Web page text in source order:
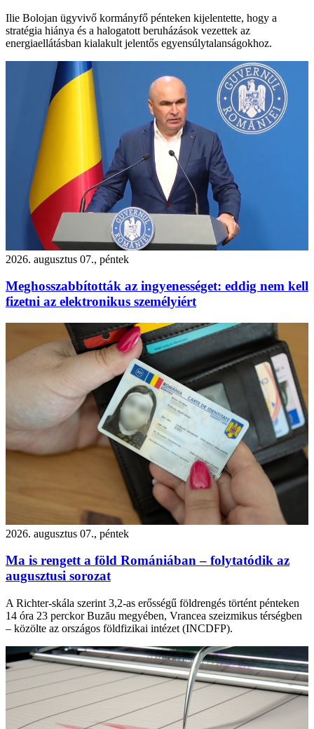
Ilie Bolojan ügyvivő kormányfő pénteken kijelentette, hogy a
stratégia hiánya és a halogatott beruházások vezettek az
energiaellátásban kialakult jelentős egyensúlytalanságokhoz.
2026. augusztus 07., péntek
Meghosszabbították az ingyenességet: eddig nem kell
fizetni az elektronikus személyiért
2026. augusztus 07., péntek
Ma is rengett a föld Romániában – folytatódik az
augusztusi sorozat
A Richter-skála szerint 3,2-as erősségű földrengés történt pénteken
14 óra 23 perckor Buzău megyében, Vrancea szeizmikus térségben
– közölte az országos földfizikai intézet (INCDFP).